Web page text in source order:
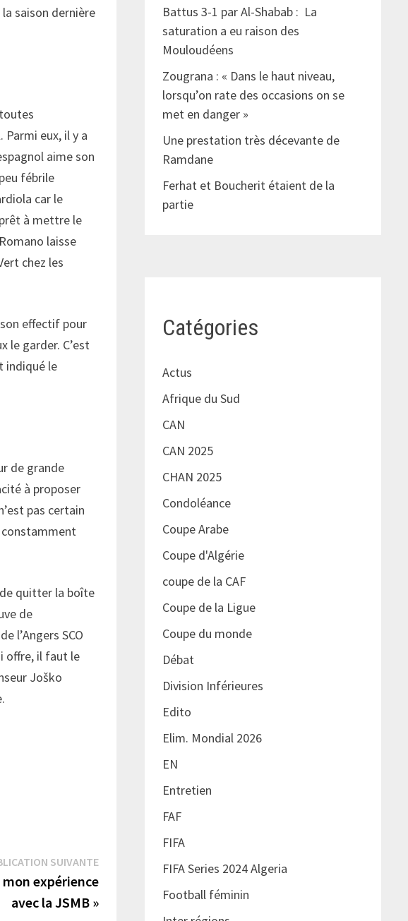
saison dernière
eux, il y a
aime son
fébrile
car le
à mettre le
laisse
chez les
effectif pour
le garder. C’est
indiqué le
de grande
à proposer
pas certain
constamment
quitter la boîte
de
l’Angers SCO
offre, il faut le
Joško
SUIVANTEPublication
suivante :
expérience
avec la JSMB »
Battus 3-1 par Al-Shabab : La
saturation a eu raison des
Mouloudéens
Zougrana : « Dans le haut niveau,
lorsqu’on rate des occasions on se
met en danger »
Une prestation très décevante de
Ramdane
Ferhat et Boucherit étaient de la
partie
Catégories
Actus
Afrique du Sud
CAN
CAN 2025
CHAN 2025
Condoléance
Coupe Arabe
Coupe d'Algérie
coupe de la CAF
Coupe de la Ligue
Coupe du monde
Débat
Division Inférieures
Edito
Elim. Mondial 2026
EN
Entretien
FAF
FIFA
FIFA Series 2024 Algeria
Football féminin